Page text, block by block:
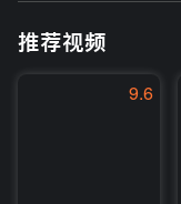
推荐视频
9.6